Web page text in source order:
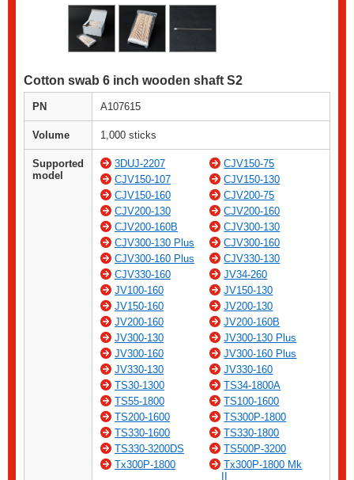
Cotton swab 6 inch wooden shaft S2
PN A107615
Volume 1,000 sticks
Supported
model
3DUJ-2207
CJV150-75
CJV150-107
CJV150-130
CJV150-160
CJV200-75
CJV200-130
CJV200-160
CJV200-160B
CJV300-130
CJV300-130 Plus
CJV300-160
CJV300-160 Plus
CJV330-130
CJV330-160
JV34-260
JV100-160
JV150-130
JV150-160
JV200-130
JV200-160
JV200-160B
JV300-130
JV300-130 Plus
JV300-160
JV300-160 Plus
JV330-130
JV330-160
TS30-1300
TS34-1800A
TS55-1800
TS100-1600
TS200-1600
TS300P-1800
TS330-1600
TS330-1800
TS330-3200DS
TS500P-3200
Tx300P-1800
Tx300P-1800 Mk